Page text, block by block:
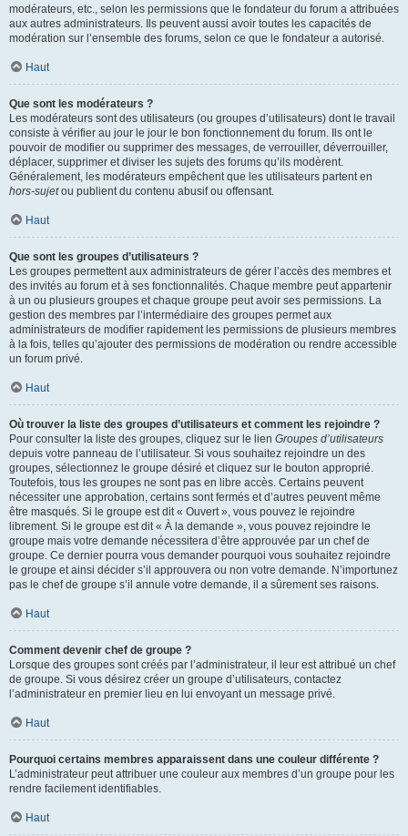
modérateurs, etc., selon les permissions que le fondateur du forum a attribuées
aux autres administrateurs. Ils peuvent aussi avoir toutes les capacités de
modération sur l’ensemble des forums, selon ce que le fondateur a autorisé.
Haut
Que sont les modérateurs ?
Les modérateurs sont des utilisateurs (ou groupes d’utilisateurs) dont le travail
consiste à vérifier au jour le jour le bon fonctionnement du forum. Ils ont le
pouvoir de modifier ou supprimer des messages, de verrouiller, déverrouiller,
déplacer, supprimer et diviser les sujets des forums qu’ils modèrent.
Généralement, les modérateurs empêchent que les utilisateurs partent en
hors-sujetou publient du contenu abusif ou offensant.
Haut
Que sont les groupes d’utilisateurs ?
Les groupes permettent aux administrateurs de gérer l’accès des membres et
des invités au forum et à ses fonctionnalités. Chaque membre peut appartenir
à un ou plusieurs groupes et chaque groupe peut avoir ses permissions. La
gestion des membres par l’intermédiaire des groupes permet aux
administrateurs de modifier rapidement les permissions de plusieurs membres
à la fois, telles qu’ajouter des permissions de modération ou rendre accessible
un forum privé.
Haut
Où trouver la liste des groupes d’utilisateurs et comment les rejoindre ?
Pour consulter la liste des groupes, cliquez sur le lien Groupes d’utilisateurs
depuis votre panneau de l’utilisateur. Si vous souhaitez rejoindre un des
groupes, sélectionnez le groupe désiré et cliquez sur le bouton approprié.
Toutefois, tous les groupes ne sont pas en libre accès. Certains peuvent
nécessiter une approbation, certains sont fermés et d’autres peuvent même
être masqués. Si le groupe est dit « Ouvert », vous pouvez le rejoindre
librement. Si le groupe est dit « À la demande », vous pouvez rejoindre le
groupe mais votre demande nécessitera d’être approuvée par un chef de
groupe. Ce dernier pourra vous demander pourquoi vous souhaitez rejoindre
le groupe et ainsi décider s’il approuvera ou non votre demande. N’importunez
pas le chef de groupe s’il annule votre demande, il a sûrement ses raisons.
Haut
Comment devenir chef de groupe ?
Lorsque des groupes sont créés par l’administrateur, il leur est attribué un chef
de groupe. Si vous désirez créer un groupe d’utilisateurs, contactez
l’administrateur en premier lieu en lui envoyant un message privé.
Haut
Pourquoi certains membres apparaissent dans une couleur différente ?
L’administrateur peut attribuer une couleur aux membres d’un groupe pour les
rendre facilement identifiables.
Haut